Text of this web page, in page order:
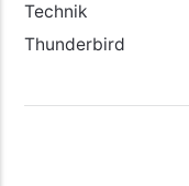
Technik
Thunderbird